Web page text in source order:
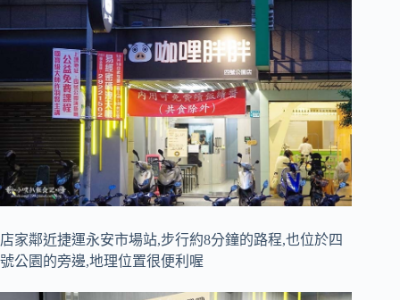
店家鄰近捷運永安市場站,步行約8分鐘的路程,也位於四
號公園的旁邊,地理位置很便利喔